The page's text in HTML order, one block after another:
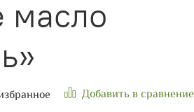
Добавить в сравнение